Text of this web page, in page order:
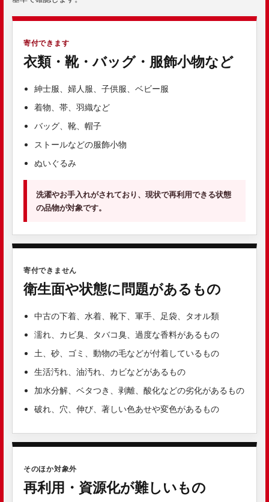
寄付できます
衣類・靴・バッグ・服飾小物など
紳士服、婦人服、子供服、ベビー服
着物、帯、羽織など
バッグ、靴、帽子
ストールなどの服飾小物
ぬいぐるみ
洗濯やお手入れがされており、現状で再利用できる状態
の品物が対象です。
寄付できません
衛生面や状態に問題があるもの
中古の下着、水着、靴下、軍手、足袋、タオル類
濡れ、カビ臭、タバコ臭、過度な香料があるもの
土、砂、ゴミ、動物の毛などが付着しているもの
生活汚れ、油汚れ、カビなどがあるもの
加水分解、ベタつき、剥離、酸化などの劣化があるもの
破れ、穴、伸び、著しい色あせや変色があるもの
そのほか対象外
再利用・資源化が難しいもの